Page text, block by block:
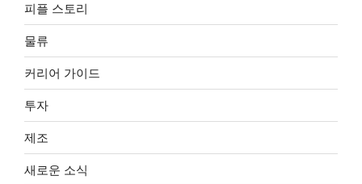
피플 스토리
물류
커리어 가이드
투자
제조
새로운 소식